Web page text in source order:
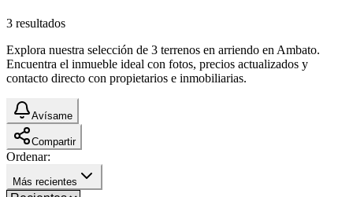
3 resultados
Explora nuestra selección de 3 terrenos en arriendo en Ambato.
Encuentra el inmueble ideal con fotos, precios actualizados y
contacto directo con propietarios e inmobiliarias.
Avísame
Compartir
Ordenar:
Más recientes